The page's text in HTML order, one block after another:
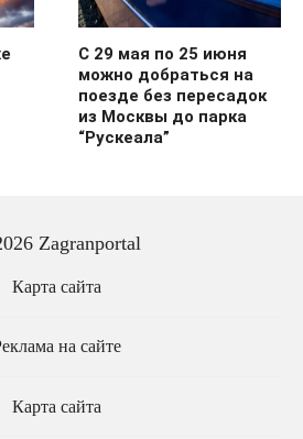
С 29 мая по 25 июня
можно добраться на
поезде без пересадок
из Москвы до парка
“Рускеала”
Zagranportal
Карта сайта
на сайте
Карта сайта